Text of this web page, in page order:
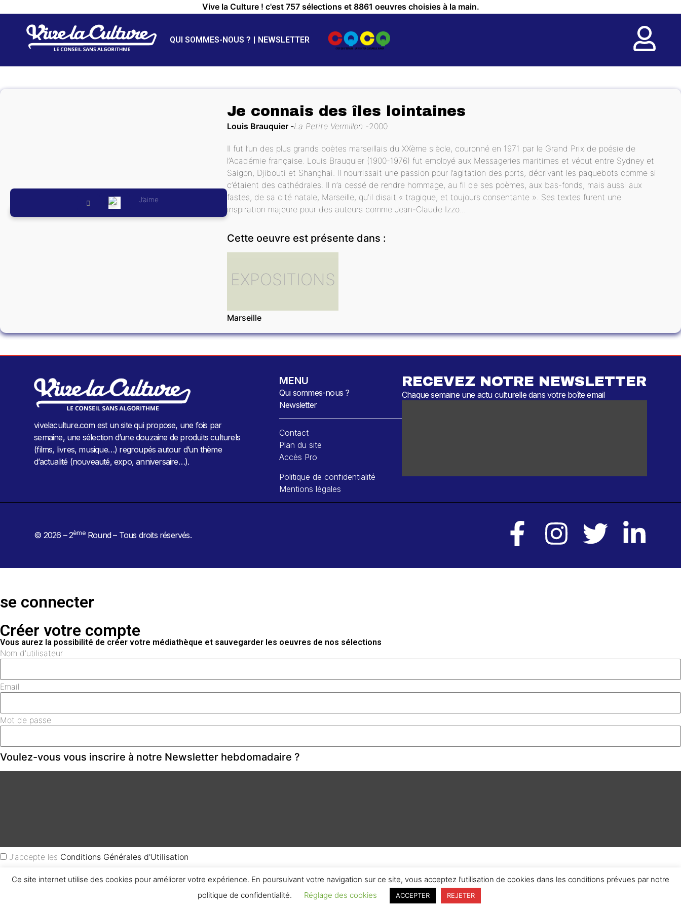
Vive la Culture ! c'est 757 sélections et 8861 oeuvres choisies à la main.
QUI SOMMES-NOUS ? NEWSLETTER
J’aime
Je connais des îles lointaines
Louis Brauquier La Petite Vermillon 2000
Il fut l’un des plus grands poètes marseillais du XXème siècle, couronné en 1971 par le Grand Prix de poésie de
l’Académie française. Louis Brauquier (1900-1976) fut employé aux Messageries maritimes et vécut entre Sydney et
Saigon, Djibouti et Shanghai. Il nourrissait une passion pour l’agitation des ports, décrivant les paquebots comme si
c’étaient des cathédrales. Il n’a cessé de rendre hommage, au fil de ses poèmes, aux bas-fonds, mais aussi aux
fastes, de sa cité natale, Marseille, qu’il disait « tragique, et toujours consentante ». Ses textes furent une
inspiration majeure pour des auteurs comme Jean-Claude Izzo...
Cette oeuvre est présente dans :
EXPOSITIONS
Marseille
vivelaculture.com est un site qui propose, une fois par
semaine, une sélection d’une douzaine de produits culturels
(films, livres, musique…) regroupés autour d’un thème
d’actualité (nouveauté, expo, anniversaire…).
MENU
Qui sommes-nous ?
Newsletter
Contact
Plan du site
Accès Pro
Politique de confidentialité
Mentions légales
RECEVEZ NOTRE NEWSLETTER
Chaque semaine une actu culturelle dans votre boîte email
© 2026 – 2èmeRound – Tous droits réservés.
Ce site internet utilise des cookies pour améliorer votre expérience. En poursuivant votre navigation sur ce site, vous acceptez l’utilisation de cookies dans les conditions prévues par notre
politique de confidentialité.
Réglage des cookies ACCEPTER REJETER
se connecter
Créer votre compte
Vous aurez la possibilité de créer votre médiathèque et sauvegarder les oeuvres de nos sélections
Nom d'utilisateur
Email
Mot de passe
Voulez-vous vous inscrire à notre Newsletter hebdomadaire ?
J'accepte les Conditions Générales d'Utilisation
Créer un Compte